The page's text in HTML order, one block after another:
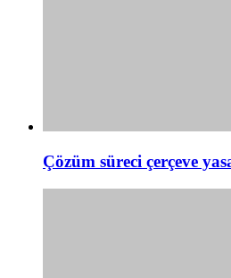
Çözüm süreci çerçeve